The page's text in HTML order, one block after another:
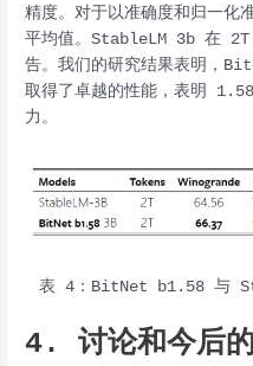
精度。对于以准确度和归一化
平均值。StableLM 3b 在 2T
告。我们的研究结果表明，
取得了卓越的性能，表明
力。
表 4：BitNet b1.58 与
4. 讨论和今后